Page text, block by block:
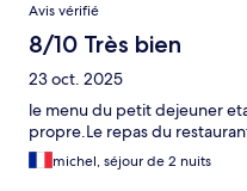
Avis vérifié
8/10 Très bien
23 oct. 2025
le menu du petit dejeuner
propre.Le repas du
michel, séjour de 2 nuits